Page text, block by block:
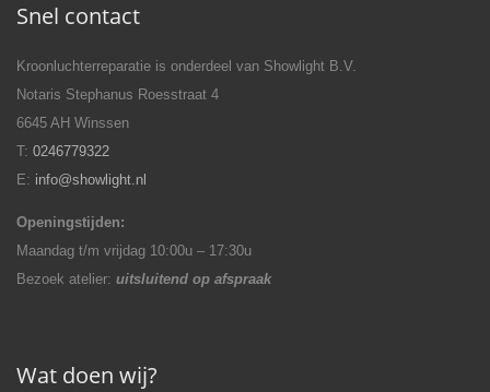
Snel contact
Kroonluchterreparatie is onderdeel van Showlight B.V.
Notaris Stephanus Roesstraat 4
6645 AH Winssen
T:0246779322
E: info@showlight.nl
Openingstijden:
Maandag t/m vrijdag 10:00u – 17:30u
Bezoek atelier:uitsluitend op afspraak
Wat doen wij?